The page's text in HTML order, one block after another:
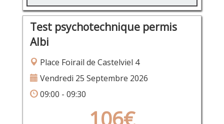
Test psychotechnique permis
Albi
Place Foirail de Castelviel 4
Vendredi 25 Septembre 2026
09:00 - 09:30